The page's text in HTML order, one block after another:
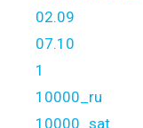
02.09
07.10
1
10000_ru
10000_sat